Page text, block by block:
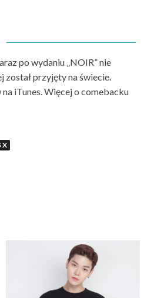
po wydaniu „NOIR” nie
przyjęty na świecie.
iTunes. Więcej o comebacku
X